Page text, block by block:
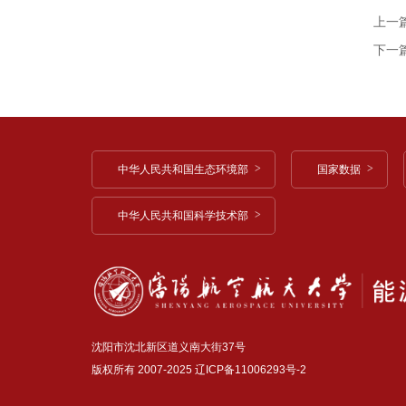
上一
下一
中华人民共和国生态环境部 国家数据
中华人民共和国科学技术部
沈阳市沈北新区道义南大街37号
版权所有 2007-2025 辽ICP备11006293号-2